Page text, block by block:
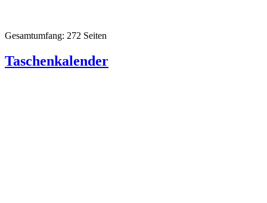
Gesamtumfang: 272 Seiten
Taschenkalender